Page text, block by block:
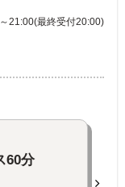
21:00(最終受付20:00)
60分